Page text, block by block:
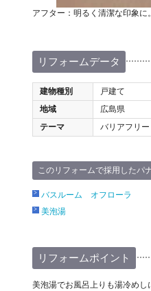
アフター：明るく清潔な印象に
リフォームデータ
建物種別
戸建て
地域
広島県
テーマ
バリアフリー
このリフォームで採用したパ
バスルーム オフローラ
美泡湯
リフォームポイント
美泡湯でお風呂上りも湯冷めし